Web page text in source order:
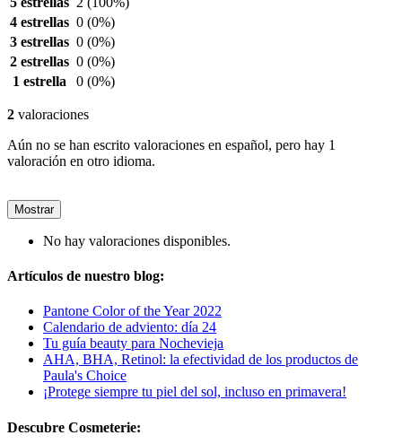
4 estrellas 0 (0%)
3 estrellas 0 (0%)
2 estrellas 0 (0%)
1 estrella
0 (0%)
2 valoraciones
Aún no se han escrito valoraciones en español, pero hay 1
valoración en otro idioma.
Mostrar
No hay valoraciones disponibles.
Artículos de nuestro blog:
Pantone Color of the Year 2022
Calendario de adviento: día 24
Tu guía beauty para Nochevieja
AHA, BHA, Retinol: la efectividad de los productos de
Paula's Choice
¡Protege siempre tu piel del sol, incluso en primavera!
Descubre Cosmeterie: